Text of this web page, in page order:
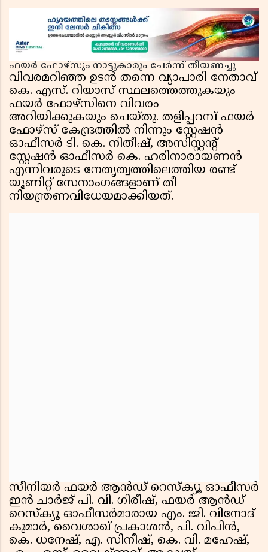
ഫയർ ഫോഴ്സും നാട്ടുകാരും ചേർന്ന് തീയണച്ചു
വിവരമറിഞ്ഞ ഉടൻ തന്നെ വ്യാപാരി നേതാവ്
കെ. എസ്. റിയാസ് സ്ഥലത്തെത്തുകയും
ഫയർ ഫോഴ്സിനെ വിവരം
അറിയിക്കുകയും ചെയ്തു. തളിപ്പറമ്പ് ഫയർ
ഫോഴ്സ് കേന്ദ്രത്തിൽ നിന്നും സ്റ്റേഷൻ
ഓഫീസർ ടി. കെ. നിതീഷ്, അസിസ്റ്റൻ്റ്
സ്റ്റേഷൻ ഓഫീസർ കെ. ഹരിനാരായണൻ
എന്നിവരുടെ നേതൃത്വത്തിലെത്തിയ രണ്ട്
യൂണിറ്റ് സേനാംഗങ്ങളാണ് തീ
നിയന്ത്രണവിധേയമാക്കിയത്.
സീനിയർ ഫയർ ആൻഡ് റെസ്ക്യൂ ഓഫീസർ
ഇൻ ചാർജ് പി. വി. ഗിരീഷ്, ഫയർ ആൻഡ്
റെസ്ക്യൂ ഓഫീസർമാരായ എം. ജി. വിനോദ്
കുമാർ, വൈശാഖ് പ്രകാശൻ, പി. വിപിൻ,
കെ. ധനേഷ്, എ. സിനീഷ്, കെ. വി. മഹേഷ്,